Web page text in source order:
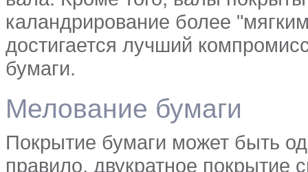
каландрирование более
достигается лучший
бумаги.
Мелование бумаги
Покрытие бумаги может быть
правило, двукратное покрытие